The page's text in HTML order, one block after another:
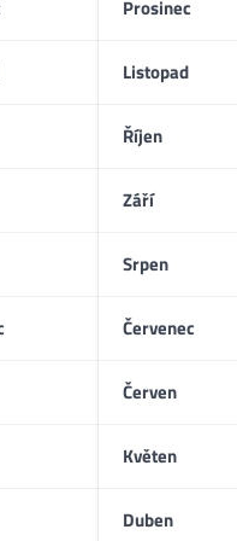
Prosinec
Listopad
Říjen
Září
Srpen
Červenec
Červen
Květen
Duben